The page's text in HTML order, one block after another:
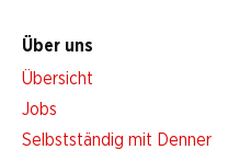
Über uns
Übersicht
Jobs
Selbstständig mit Denner